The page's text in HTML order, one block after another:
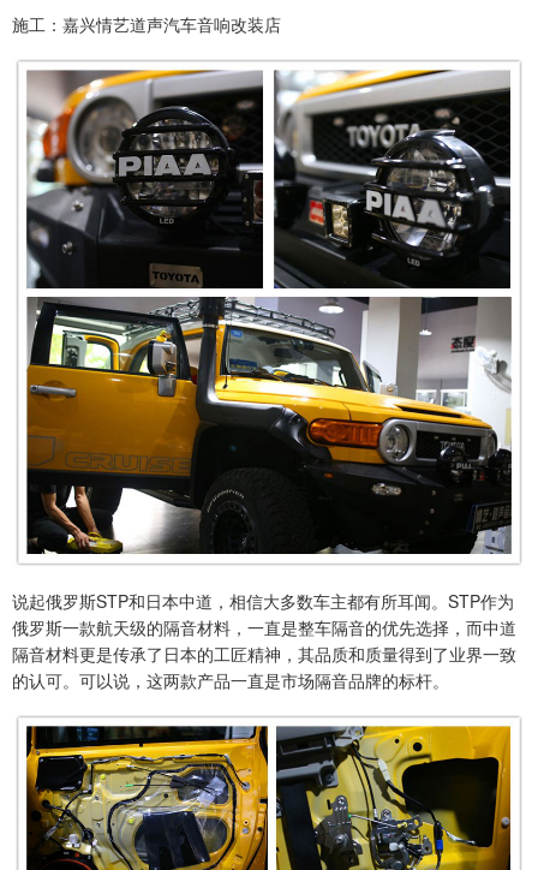
施工：嘉兴情艺道声汽车音响改装店
说起俄罗斯STP和日本中道，相信大多数车主都有所耳闻。STP作为
俄罗斯一款航天级的隔音材料，一直是整车隔音的优先选择，而中道
隔音材料更是传承了日本的工匠精神，其品质和质量得到了业界一致
的认可。可以说，这两款产品一直是市场隔音品牌的标杆。